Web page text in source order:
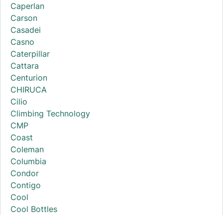
Caperlan
Carson
Casadei
Casno
Caterpillar
Cattara
Centurion
CHIRUCA
Cilio
Climbing Technology
CMP
Coast
Coleman
Columbia
Condor
Contigo
Cool
Cool Bottles